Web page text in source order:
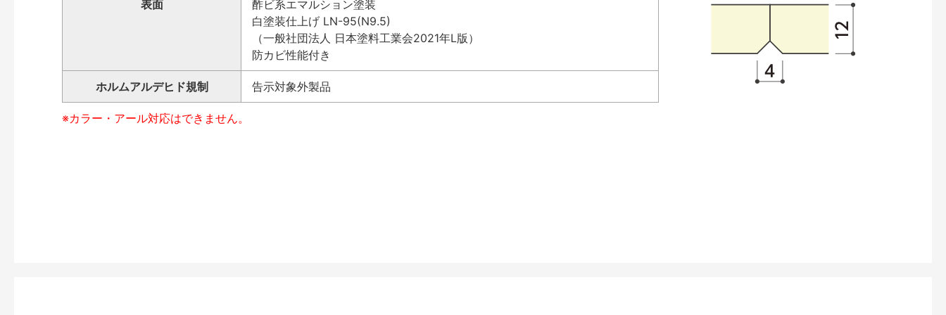
表面
酢ビ系エマルション塗装
白塗装仕上げ LN-95(N9.5)
（一般社団法人 日本塗料工業会2021年L版）
防カビ性能付き
ホルムアルデヒド規制 告示対象外製品
※カラー・アール対応はできません。